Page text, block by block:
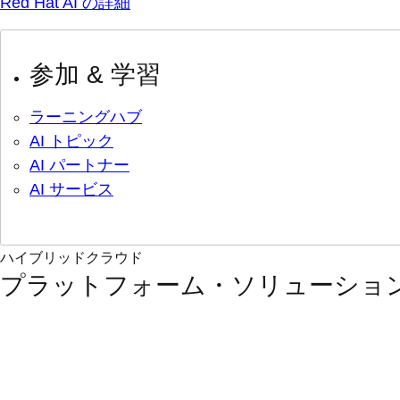
参加 & 学習
ラーニングハブ
AI トピック
AI パートナー
AI サービス
ハイブリッドクラウド
プラットフォーム・ソリューショ